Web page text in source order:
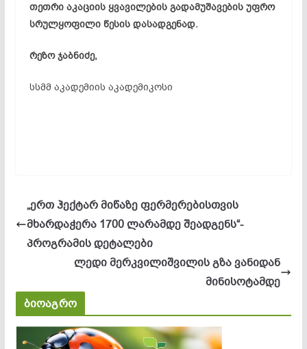
თეთრი აკაციის ყვავილების გადამუშავების უფრო
სრულყოფილი წესის დასადგენად.
რეზო ჯაბნიძე,
სსმმ აკადემიის აკადემიკოსი
„ერთ ჰექტარ მიწაზე ფერმერებისთვის
მხარდაჭერა 1700 ლარამდე შეადგენს“-
პროგრამის დეტალები
ლედი მერკვილიშვილის გზა ვანიდან
მინისოტამდე
ბიოაგრო